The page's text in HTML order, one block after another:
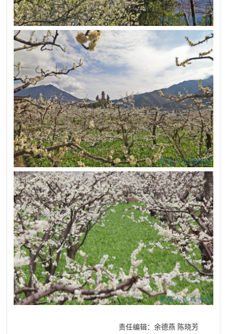
责任编辑：余德燕 陈晓芳